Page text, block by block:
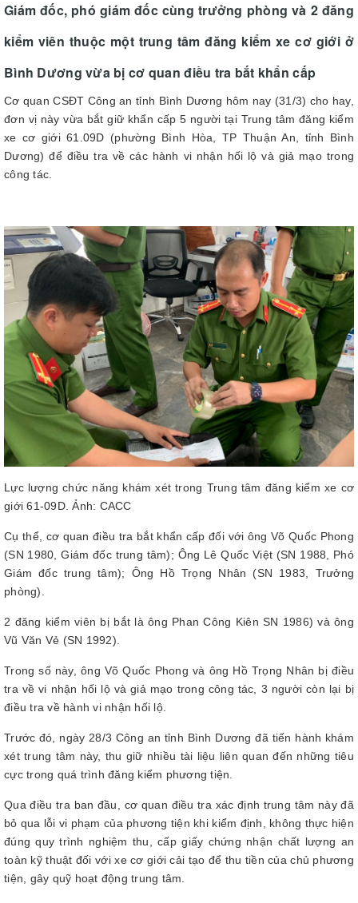
Giám đốc, phó giám đốc cùng trưởng phòng và 2 đăng
kiểm viên thuộc một trung tâm đăng kiểm xe cơ giới ở
Bình Dương vừa bị cơ quan điều tra bắt khẩn cấp
Cơ quan CSĐT Công an tỉnh Bình Dương hôm nay (31/3) cho hay,
đơn vị này vừa bắt giữ khẩn cấp 5 người tại Trung tâm đăng kiểm
xe cơ giới 61.09D (phường Bình Hòa, TP Thuận An, tỉnh Bình
Dương) để điều tra về các hành vi nhận hối lộ và giả mạo trong
công tác.
Lực lượng chức năng khám xét trong Trung tâm đăng kiểm xe cơ
giới 61-09D. Ảnh: CACC
Cụ thể, cơ quan điều tra bắt khẩn cấp đối với ông Võ Quốc Phong
(SN 1980, Giám đốc trung tâm); Ông Lê Quốc Việt (SN 1988, Phó
Giám đốc trung tâm); Ông Hồ Trọng Nhân (SN 1983, Trưởng
phòng).
2 đăng kiểm viên bị bắt là ông Phan Công Kiên SN 1986) và ông
Vũ Văn Vẻ (SN 1992).
Trong số này, ông Võ Quốc Phong và ông Hồ Trọng Nhân bị điều
tra về vi nhận hối lộ và giả mạo trong công tác, 3 người còn lại bị
điều tra về hành vi nhận hối lộ.
Trước đó, ngày 28/3 Công an tỉnh Bình Dương đã tiến hành khám
xét trung tâm này, thu giữ nhiều tài liệu liên quan đến những tiêu
cực trong quá trình đăng kiểm phương tiện.
Qua điều tra ban đầu, cơ quan điều tra xác định trung tâm này đã
bỏ qua lỗi vi phạm của phương tiện khi kiểm định, không thực hiện
đúng quy trình nghiệm thu, cấp giấy chứng nhận chất lượng an
toàn kỹ thuật đối với xe cơ giới cải tạo để thu tiền của chủ phương
tiện, gây quỹ hoạt động trung tâm.